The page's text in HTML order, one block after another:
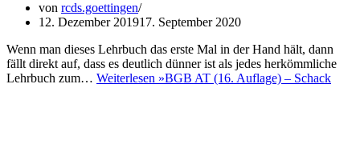
von rcds.goettingen
12. Dezember 201917. September 2020
Wenn man dieses Lehrbuch das erste Mal in der Hand hält, dann
fällt direkt auf, dass es deutlich dünner ist als jedes herkömmliche
Lehrbuch zum… Weiterlesen »BGB AT (16. Auflage) – Schack